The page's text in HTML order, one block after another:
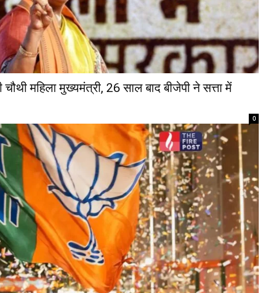
चौथी महिला मुख्यमंत्री, 26 साल बाद बीजेपी ने सत्ता में
0